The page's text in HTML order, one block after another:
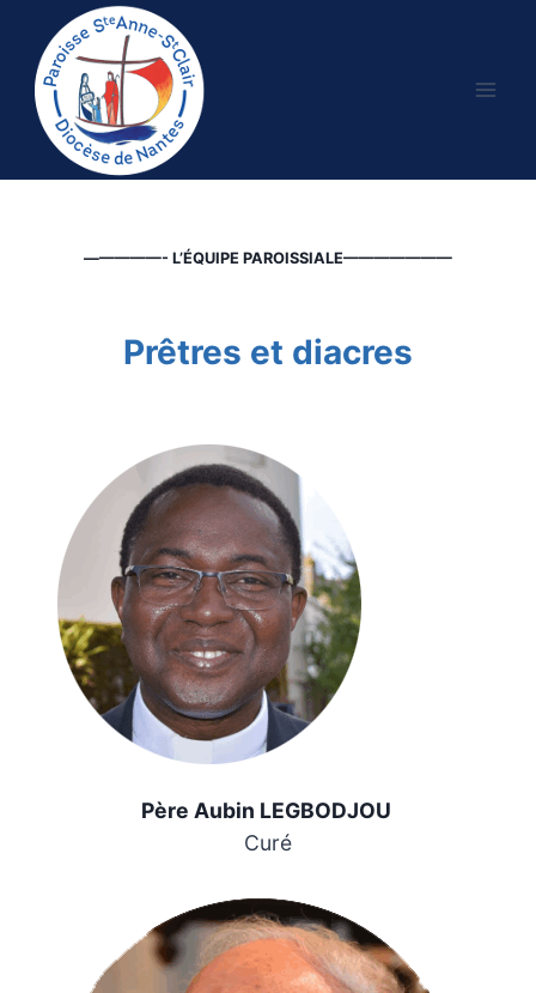
contenu
—————- L’ÉQUIPE PAROISSIALE———————
Prêtres et diacres
Père Aubin LEGBODJOU
Curé